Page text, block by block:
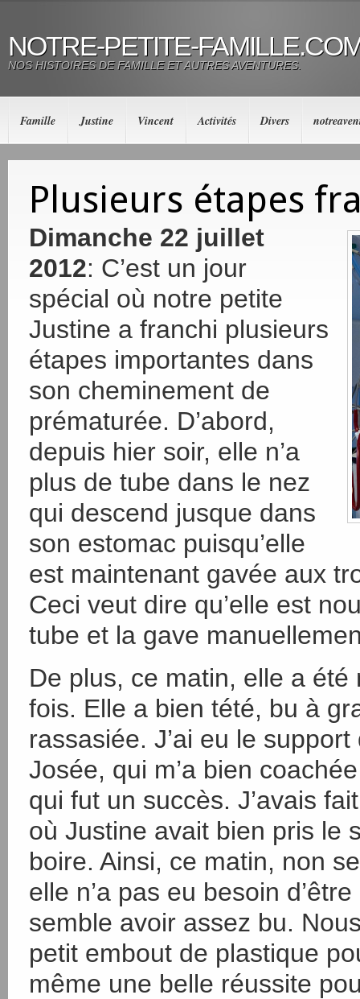
NOTRE-PETITE-
NOS HISTOIRES DE FAMILLE ET AUTRES AVENTURES.
Famille Justine Vincent Activités Divers
Plusieurs étapes
Dimanche 22 juillet
2012: C’est un jour
spécial où notre petite
Justine a franchi plusieurs
étapes importantes dans
son cheminement de
prématurée. D’abord,
depuis hier soir, elle n’a
plus de tube dans le nez
qui descend jusque dans
son estomac puisqu’elle
est maintenant gavée aux
Ceci veut dire qu’elle est
tube et la gave
De plus, ce matin, elle a
fois. Elle a bien tété, bu à
rassasiée. J’ai eu le
Josée, qui m’a bien
qui fut un succès. J’avais
où Justine avait bien pris le
boire. Ainsi, ce matin, non
elle n’a pas eu besoin
semble avoir assez bu.
petit embout de plastique
même une belle réussite